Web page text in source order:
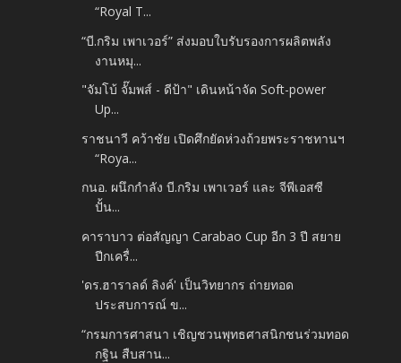
“Royal T...
“บี.กริม เพาเวอร์” ส่งมอบใบรับรองการผลิตพลัง
งานหมุ...
"จัมโบ้ จั๊มพส์ - ดีป้า" เดินหน้าจัด Soft-power
Up...
ราชนาวี คว้าชัย เปิดศึกยัดห่วงถ้วยพระราชทานฯ
“Roya...
กนอ. ผนึกกำลัง บี.กริม เพาเวอร์ และ จีพีเอสซี
ปั้น...
คาราบาว ต่อสัญญา Carabao Cup อีก 3 ปี สยาย
ปีกเครื่...
'ดร.ฮาราลด์ ลิงค์' เป็นวิทยากร ถ่ายทอด
ประสบการณ์ ข...
“กรมการศาสนา เชิญชวนพุทธศาสนิกชนร่วมทอด
กฐิน สืบสาน...